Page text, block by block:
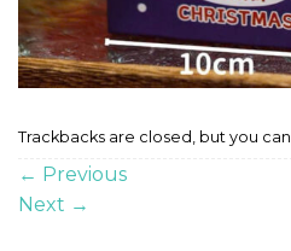
Trackbacks are closed, but you can
← Previous
Next →